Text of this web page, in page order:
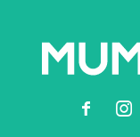
 